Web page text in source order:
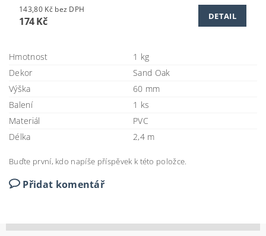
143,80 Kč bez DPH
174 Kč DETAIL
Hmotnost
1 kg
Dekor
Sand Oak
Výška
60 mm
Balení
1 ks
Materiál
PVC
Délka
2,4 m
Buďte první, kdo napíše příspěvek k této položce.
Přidat komentář